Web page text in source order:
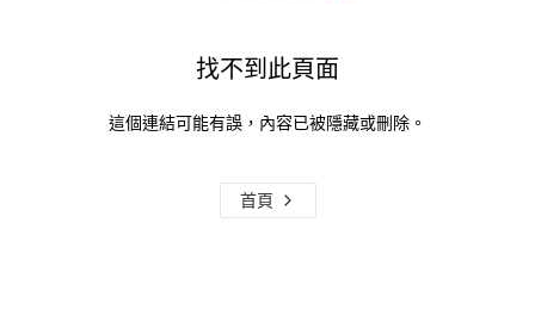
找不到此頁面
這個連結可能有誤，內容已被隱藏或刪除。
首頁